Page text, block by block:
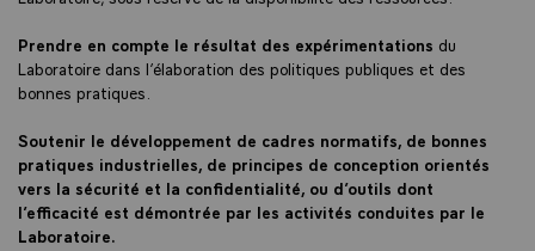
Prendre en compte le résultat des expérimentations du
Laboratoire dans l’élaboration des politiques publiques et des
bonnes pratiques.
Soutenir le développement de cadres normatifs, de bonnes
pratiques industrielles, de principes de conception orientés
vers la sécurité et la confidentialité, ou d’outils dont
l’efficacité est démontrée par les activités conduites par le
Laboratoire.